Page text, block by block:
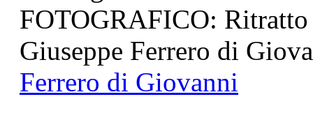
Ferrero di Giovanni